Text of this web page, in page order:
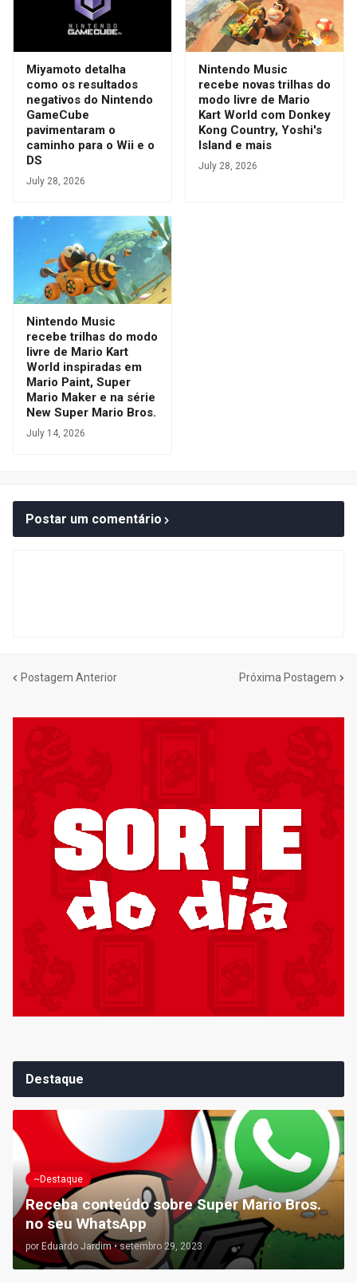
Miyamoto detalha
como os resultados
negativos do Nintendo
GameCube
pavimentaram o
caminho para o Wii e o
DS
July 28, 2026
Nintendo Music
recebe novas trilhas do
modo livre de Mario
Kart World com Donkey
Kong Country, Yoshi's
Island e mais
July 28, 2026
Nintendo Music
recebe trilhas do modo
livre de Mario Kart
World inspiradas em
Mario Paint, Super
Mario Maker e na série
New Super Mario Bros.
July 14, 2026
Postar um comentário
Postagem Anterior Próxima Postagem
Destaque
~Destaque
Receba conteúdo sobre Super Mario Bros.
no seu WhatsApp
por Eduardo Jardim • setembro 29, 2023